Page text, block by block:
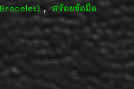
, สร้อยข้อมือ